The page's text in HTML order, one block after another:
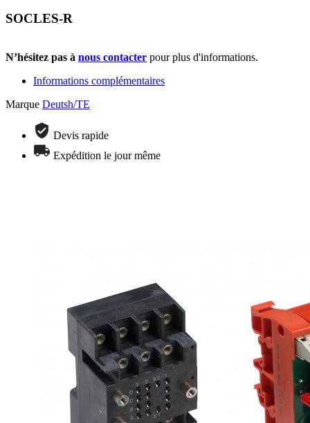
SOCLES-R
N’hésitez pas à nous contacter pour plus d'informations.
Informations complémentaires
Marque Deutsh/TE
Devis rapide
Expédition le jour même